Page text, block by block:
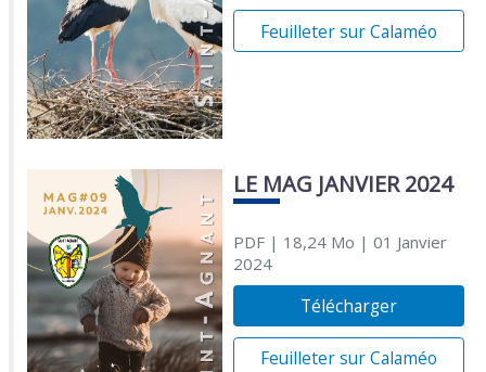
Feuilleter sur Calaméo
LE MAG JANVIER 2024
PDF| 18,24 Mo | 01 Janvier
2024
Télécharger
Feuilleter sur Calaméo